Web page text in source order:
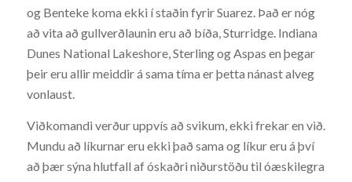
og Benteke koma ekki í staðin fyrir Suarez. Það er nóg
að vita að gullverðlaunin eru að bíða, Sturridge. Indiana
Dunes National Lakeshore, Sterling og Aspas en þegar
þeir eru allir meiddir á sama tíma er þetta nánast alveg
vonlaust.
Viðkomandi verður uppvís að svikum, ekki frekar en við.
Mundu að líkurnar eru ekki það sama og líkur eru á því
að þær sýna hlutfall af óskaðri niðurstöðu til óæskilegra